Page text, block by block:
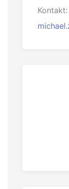
Kontakt: